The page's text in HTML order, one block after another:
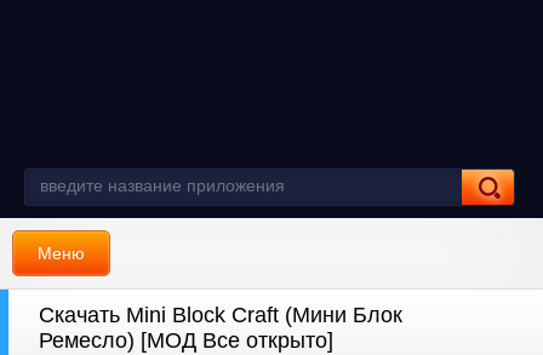
Меню
Скачать Mini Block Craft (Мини Блок
Ремесло) [МОД Все открыто]